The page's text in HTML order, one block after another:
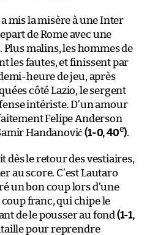
mis la misère à une Inter
de Rome avec une
Plus malins, les hommes de
les fautes, et finissent par
heure de jeu, après
côté Lazio, le sergent
intériste. D’un amour
Felipe Anderson
Handanović(1-0, 40e).
dès le retour des vestiaires,
au score. C’est Lautaro
un bon coup lors d’une
franc, qui chipe le
de le pousser au fond (1-1,
pour reprendre